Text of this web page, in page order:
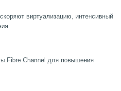
виртуализацию, интенсивный
Fibre Channel для повышения